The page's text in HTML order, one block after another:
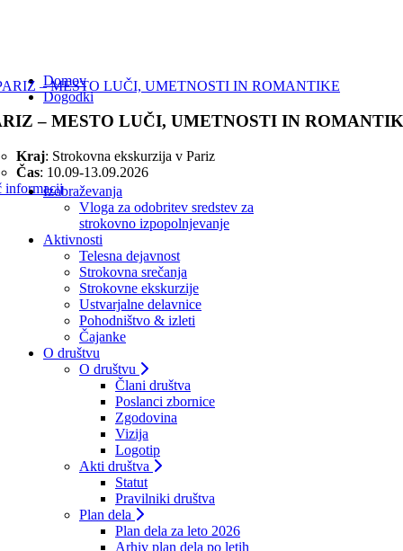
Domov
Dogodki
– MESTO LUČI, UMETNOSTI IN
Kraj: Strokovna ekskurzija v Pariz
Čas: 10.09-13.09.2026
informacijIzobraževanja
Vloga za odobritev sredstev za
strokovno izpopolnjevanje
Aktivnosti
Telesna dejavnost
Strokovna srečanja
Strokovne ekskurzije
Ustvarjalne delavnice
Pohodništvo & izleti
Čajanke
O društvu
O društvu
Člani društva
Poslanci zbornice
Zgodovina
Vizija
Logotip
Akti društva
Statut
Pravilniki društva
Plan dela
Plan dela za leto 2026
Arhiv plan dela po letih